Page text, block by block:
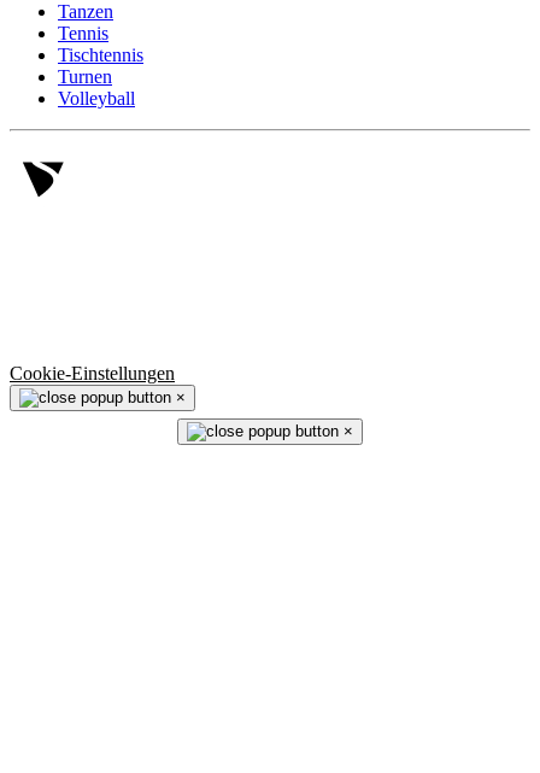
Tanzen
Tennis
Tischtennis
Turnen
Volleyball
Cookie-Einstellungen
×
×